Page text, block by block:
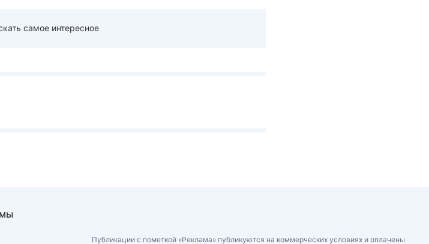
самое интересное
Публикации с пометкой «Реклама» публикуются на коммерческих условиях и оплачены